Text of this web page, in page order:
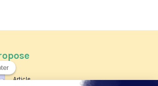
Article